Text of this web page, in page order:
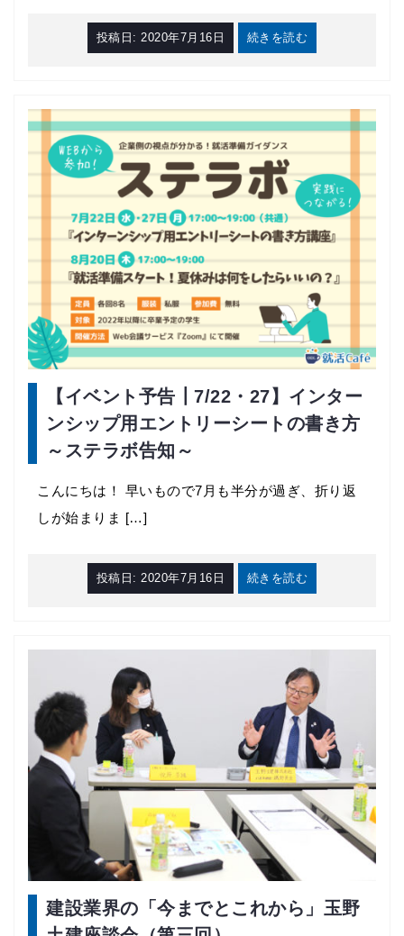
投稿日:2020年7月16日 続きを読む
【イベント予告┃7/22・27】インター
ンシップ用エントリーシートの書き方
～ステラボ告知～
こんにちは！ 早いもので7月も半分が過ぎ、折り返
しが始まりま […]
投稿日:2020年7月16日 続きを読む
建設業界の「今までとこれから」玉野